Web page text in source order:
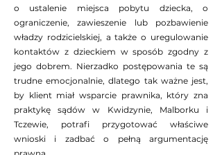
rodzicielskiej. Pomagam klientom
w sprawach o ustalenie miejsca
pobytu dziecka, o ograniczenie,
zawieszenie lub pozbawienie
władzy rodzicielskiej, a także o
uregulowanie kontaktów z
dzieckiem w sposób zgodny z jego
dobrem. Nierzadko postępowania
te są trudne emocjonalnie, dlatego
tak ważne jest, by klient miał
o ustalenie miejsca pobytu dziecka, o
ograniczenie, zawieszenie lub pozbawienie
władzy rodzicielskiej, a także o uregulowanie
kontaktów z dzieckiem w sposób zgodny z
jego dobrem. Nierzadko postępowania te są
trudne emocjonalnie, dlatego tak ważne jest,
by klient miał wsparcie prawnika, który zna
praktykę sądów w Kwidzynie, Malborku i
Tczewie, potrafi przygotować właściwe
wnioski i zadbać o pełną argumentację